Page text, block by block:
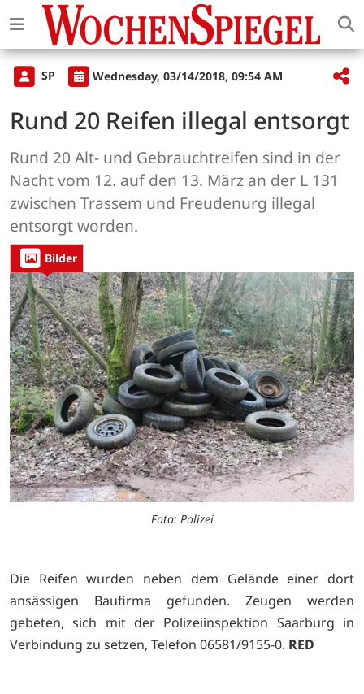
SP Wednesday, 03/14/2018, 09:54 AM
Rund 20 Reifen illegal entsorgt
Rund 20 Alt- und Gebrauchtreifen sind in der
Nacht vom 12. auf den 13. März an der L 131
zwischen Trassem und Freudenurg illegal
entsorgt worden.
Bilder
Foto: Polizei
Die Reifen wurden neben dem Gelände einer dort
ansässigen Baufirma gefunden. Zeugen werden
gebeten, sich mit der Polizeiinspektion Saarburg in
Verbindung zu setzen, Telefon 06581/9155-0. RED